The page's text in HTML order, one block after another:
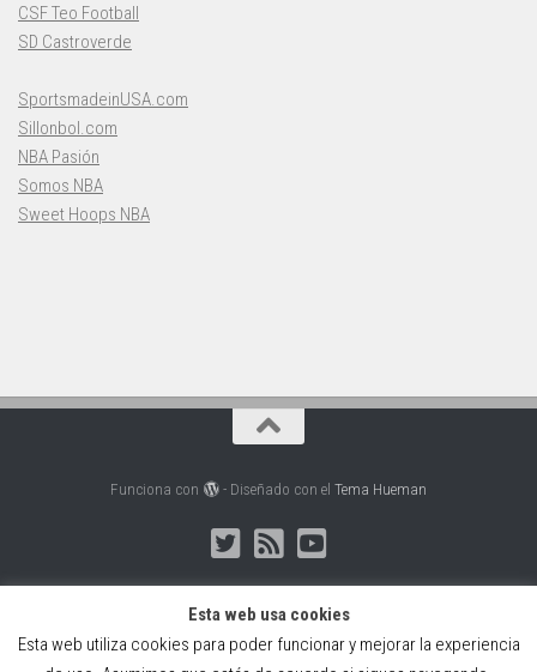
CSF Teo Football
SD Castroverde
SportsmadeinUSA.com
Sillonbol.com
NBA Pasión
Somos NBA
Sweet Hoops NBA
Funciona con - Diseñado con el Tema Hueman
Web creada, alojada y mantenida por Café Dixital SL - 2026.
Esta web usa cookies
Esta web utiliza cookies para poder funcionar y mejorar la experiencia